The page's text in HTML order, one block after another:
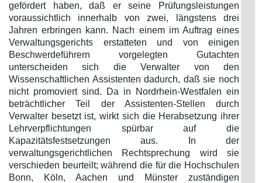
gefördert haben, daß er seine Prüfungsleistungen
voraussichtlich innerhalb von zwei, längstens drei
Jahren erbringen kann. Nach einem im Auftrag eines
Verwaltungsgerichts erstatteten und von einigen
Beschwerdeführern vorgelegten Gutachten
unterscheiden sich die Verwalter von den
Wissenschaftlichen Assistenten dadurch, daß sie noch
nicht promoviert sind. Da in Nordrhein-Westfalen ein
beträchtlicher Teil der Assistenten-Stellen durch
Verwalter besetzt ist, wirkt sich die Herabsetzung ihrer
Lehrverpflichtungen spürbar auf die
Kapazitätsfestsetzungen aus. In der
verwaltungsgerichtlichen Rechtsprechung wird sie
verschieden beurteilt; während die für die Hochschulen
Bonn, Köln, Aachen und Münster zuständigen